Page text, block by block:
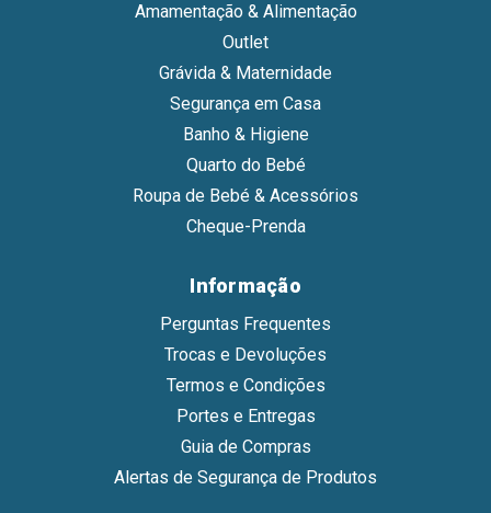
Amamentação & Alimentação
Outlet
Grávida & Maternidade
Segurança em Casa
Banho & Higiene
Quarto do Bebé
Roupa de Bebé & Acessórios
Cheque-Prenda
Informação
Perguntas Frequentes
Trocas e Devoluções
Termos e Condições
Portes e Entregas
Guia de Compras
Alertas de Segurança de Produtos